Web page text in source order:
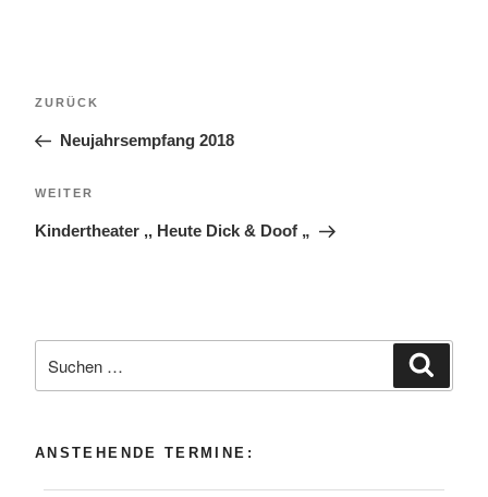
Vorheriger
ZURÜCK
Neujahrsempfang 2018
Nächster
WEITER
Kindertheater ,, Heute Dick & Doof „
nach:
ANSTEHENDE TERMINE: